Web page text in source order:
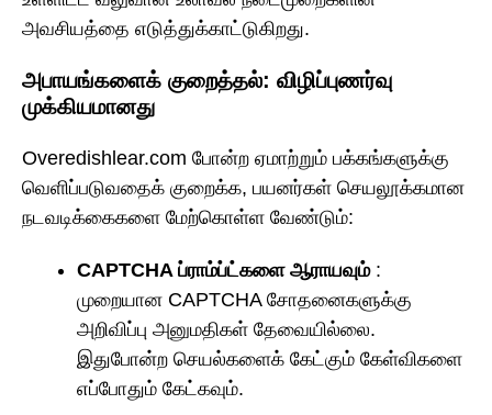
அவசியத்தை எடுத்துக்காட்டுகிறது.
அபாயங்களைக் குறைத்தல்: விழிப்புணர்வு
முக்கியமானது
Overedishlear.com போன்ற ஏமாற்றும் பக்கங்களுக்கு
வெளிப்படுவதைக் குறைக்க, பயனர்கள் செயலூக்கமான
நடவடிக்கைகளை மேற்கொள்ள வேண்டும்:
CAPTCHA ப்ராம்ப்ட்களை ஆராயவும்:
முறையான CAPTCHA சோதனைகளுக்கு
அறிவிப்பு அனுமதிகள் தேவையில்லை.
இதுபோன்ற செயல்களைக் கேட்கும் கேள்விகளை
எப்போதும் கேட்கவும்.